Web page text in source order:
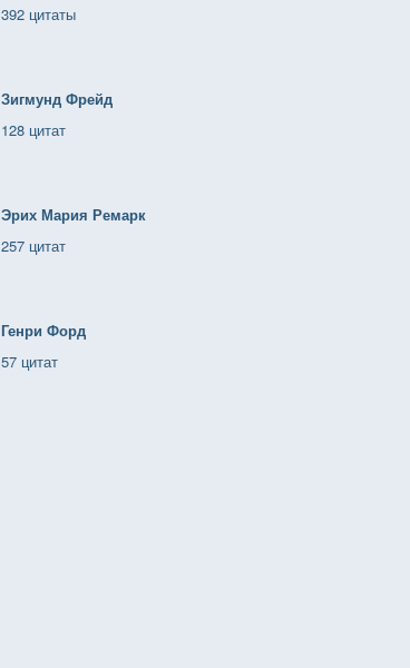
392 цитаты
Зигмунд Фрейд
128 цитат
Эрих Мария Ремарк
257 цитат
Генри Форд
57 цитат